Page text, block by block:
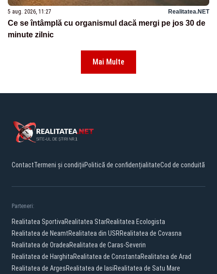
5 aug. 2026, 11:27 Realitatea.NET
Ce se întâmplă cu organismul dacă mergi pe jos 30 de
minute zilnic
Mai Multe
ContactTermeni și condițiiPolitică de confidențialitateCod de conduită
Parteneri:
Realitatea SportivaRealitatea StarRealitatea Ecologista
Realitatea de NeamtRealitatea din USRRealitatea de Covasna
Realitatea de OradeaRealitatea de Caras-Severin
Realitatea de HarghitaRealitatea de ConstantaRealitatea de Arad
Realitatea de ArgesRealitatea de IasiRealitatea de Satu Mare